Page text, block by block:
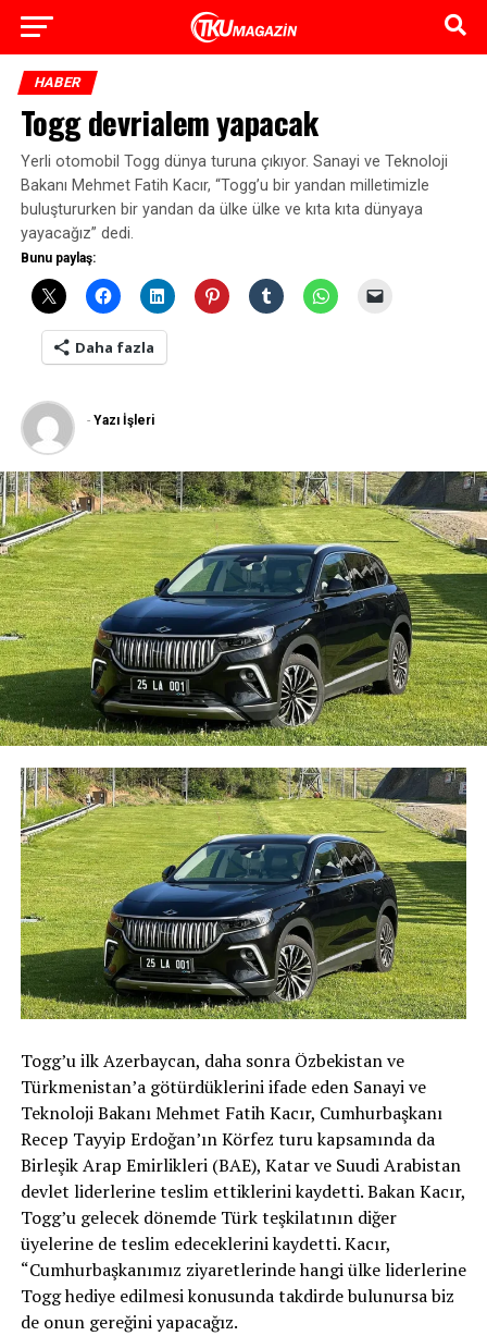
HABER
Togg devrialem yapacak
Yerli otomobil Togg dünya turuna çıkıyor. Sanayi ve Teknoloji
Bakanı Mehmet Fatih Kacır, “Togg’u bir yandan milletimizle
buluştururken bir yandan da ülke ülke ve kıta kıta dünyaya
yayacağız” dedi.
Bunu paylaş:
Daha fazla
- Yazı İşleri
Togg’u ilk Azerbaycan, daha sonra Özbekistan ve
Türkmenistan’a götürdüklerini ifade eden Sanayi ve
Teknoloji Bakanı Mehmet Fatih Kacır, Cumhurbaşkanı
Recep Tayyip Erdoğan’ın Körfez turu kapsamında da
Birleşik Arap Emirlikleri (BAE), Katar ve Suudi Arabistan
devlet liderlerine teslim ettiklerini kaydetti. Bakan Kacır,
Togg’u gelecek dönemde Türk teşkilatının diğer
üyelerine de teslim edeceklerini kaydetti. Kacır,
“Cumhurbaşkanımız ziyaretlerinde hangi ülke liderlerine
Togg hediye edilmesi konusunda takdirde bulunursa biz
de onun gereğini yapacağız.